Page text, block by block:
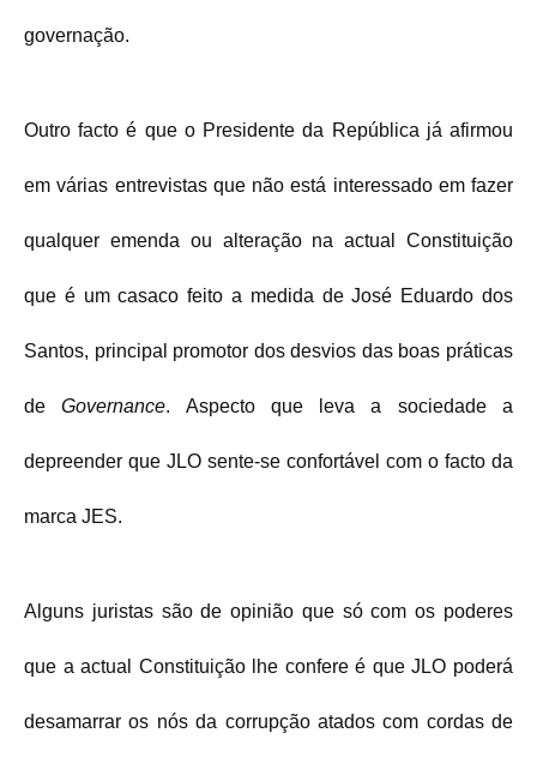
governação.
Outro facto é que o Presidente da República já afirmou
em várias entrevistas que não está interessado em fazer
qualquer emenda ou alteração na actual Constituição
que é um casaco feito a medida de José Eduardo dos
Santos, principal promotor dos desvios das boas práticas
deGovernance. Aspecto que leva a sociedade a
depreender que JLO sente-se confortável com o facto da
marca JES.
Alguns juristas são de opinião que só com os poderes
que a actual Constituição lhe confere é que JLO poderá
desamarrar os nós da corrupção atados com cordas de